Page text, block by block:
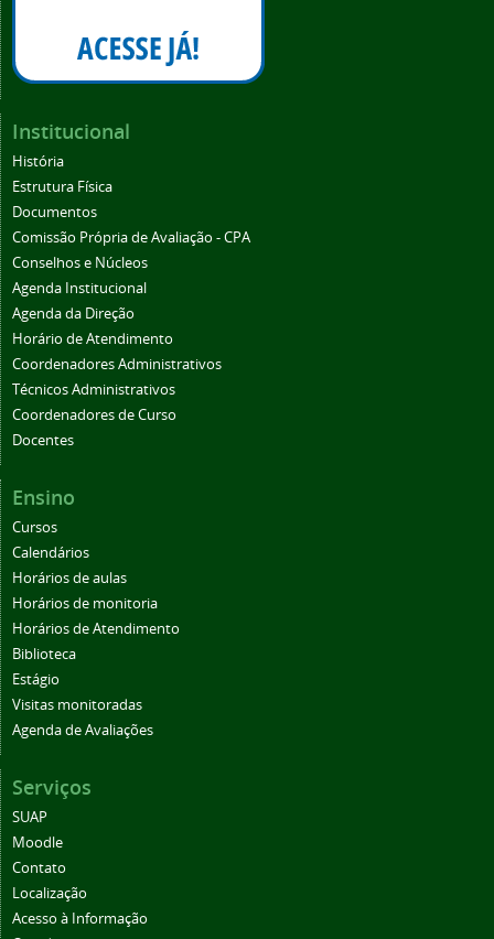
Institucional
História
Estrutura Física
Documentos
Comissão Própria de Avaliação - CPA
Conselhos e Núcleos
Agenda Institucional
Agenda da Direção
Horário de Atendimento
Coordenadores Administrativos
Técnicos Administrativos
Coordenadores de Curso
Docentes
Ensino
Cursos
Calendários
Horários de aulas
Horários de monitoria
Horários de Atendimento
Biblioteca
Estágio
Visitas monitoradas
Agenda de Avaliações
Serviços
SUAP
Moodle
Contato
Localização
Acesso à Informação